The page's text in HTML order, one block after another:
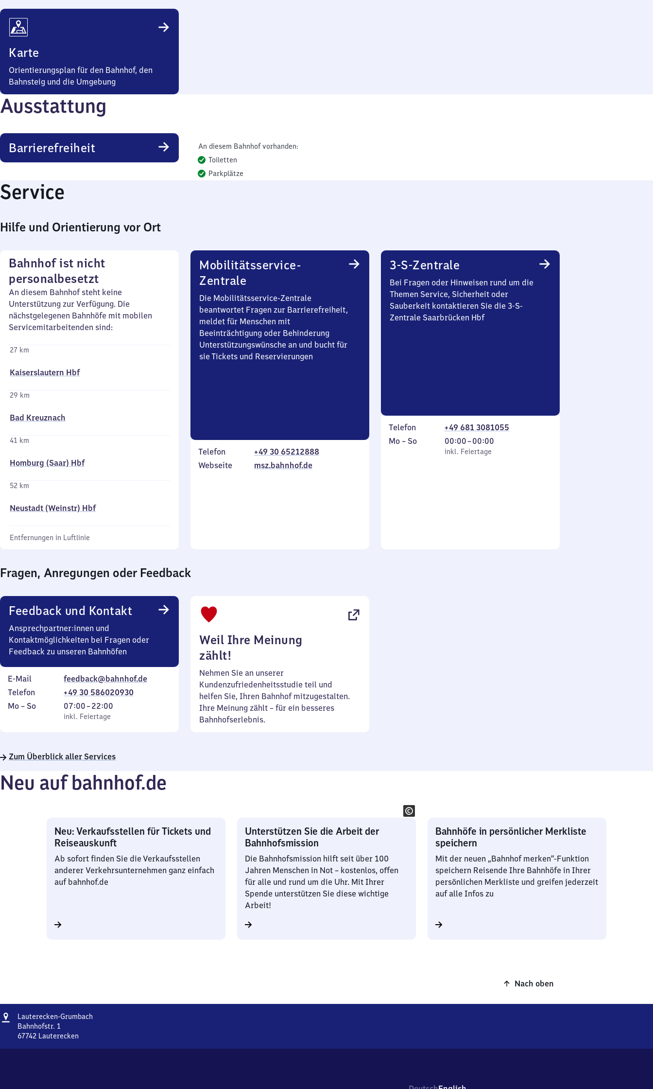
Karte
Orientierungsplan für den Bahnhof, den
Bahnsteig und die Umgebung
Ausstattung
Barrierefreiheit
An diesem Bahnhof vorhanden:
Toiletten
Parkplätze
Service
Hilfe und Orientierung vor Ort
Bahnhof ist nicht
personalbesetzt
An diesem Bahnhof steht keine
Unterstützung zur Verfügung. Die
nächstgelegenen Bahnhöfe mit mobilen
Servicemitarbeitenden sind:
27 km
Kaiserslautern Hbf
29 km
Bad Kreuznach
41 km
Homburg (Saar) Hbf
52 km
Neustadt (Weinstr) Hbf
Entfernungen in Luftlinie
Mobilitätsservice-
Zentrale
Die Mobilitätsservice-Zentrale
beantwortet Fragen zur Barrierefreiheit,
meldet für Menschen mit
Beeinträchtigung oder Behinderung
Unterstützungswünsche an und bucht für
sie Tickets und Reservierungen
Telefon
+49 30 65212888
Webseite
msz.bahnhof.de
3-S-Zentrale
Bei Fragen oder Hinweisen rund um die
Themen Service, Sicherheit oder
Sauberkeit kontaktieren Sie die 3-S-
Zentrale Saarbrücken Hbf
Telefon
+49 681 3081055
Montag
Mo – So,
inkl. Feiertage
00:00–00:00
Von
0
inkl. Feiertage
Fragen, Anregungen oder Feedback
Feedback und Kontakt
Ansprechpartner:innen und
Kontaktmöglichkeiten bei Fragen oder
Feedback zu unseren Bahnhöfen
E-Mail
feedback@bahnhof.de
Telefon
+49 30 586020930
Montag
Mo – So,
inkl. Feiertage
07:00–22:00
Von
7
22
inkl. Feiertage
Weil Ihre Meinung
zählt!
Nehmen Sie an unserer
Kundenzufriedenheitsstudie teil und
helfen Sie, Ihren Bahnhof mitzugestalten.
Ihre Meinung zählt – für ein besseres
Bahnhofserlebnis.
Zum Überblick aller Services
Neu auf bahnhof.de
Neu: Verkaufsstellen für Tickets und
Reiseauskunft
Ab sofort finden Sie die Verkaufsstellen
anderer Verkehrsunternehmen ganz einfach
auf bahnhof.de
Unterstützen Sie die Arbeit der
Bahnhofsmission
Die Bahnhofsmission hilft seit über 100
Jahren Menschen in Not – kostenlos, offen
für alle und rund um die Uhr. Mit Ihrer
Spende unterstützen Sie diese wichtige
Arbeit!
Bahnhöfe in persönlicher Merkliste
speichern
Mit der neuen „Bahnhof merken“-Funktion
speichern Reisende Ihre Bahnhöfe in Ihrer
persönlichen Merkliste und greifen jederzeit
auf alle Infos zu
Nach oben
Adresse
Lauterecken-Grumbach
Bahnhofstr. 1
67742 Lauterecken